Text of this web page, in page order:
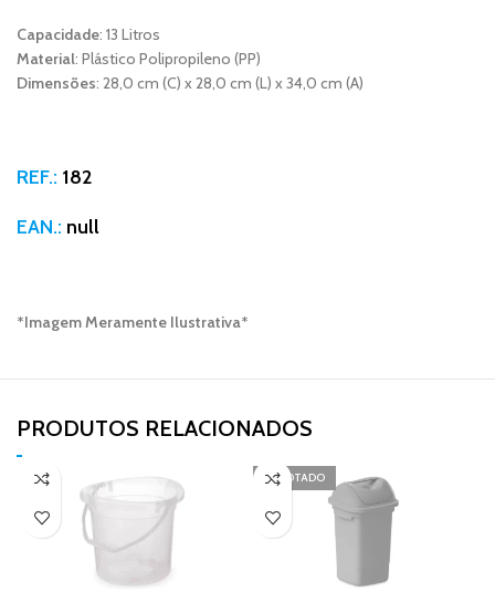
Capacidade: 13 Litros
Material: Plástico Polipropileno (PP)
Dimensões: 28,0 cm (C) x 28,0 cm (L) x 34,0 cm (A)
REF.: 182
EAN.: null
*Imagem Meramente Ilustrativa*
PRODUTOS RELACIONADOS​
ESGOTADO